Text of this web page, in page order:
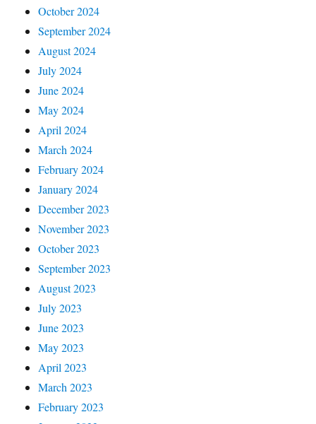
October 2024
September 2024
August 2024
July 2024
June 2024
May 2024
April 2024
March 2024
February 2024
January 2024
December 2023
November 2023
October 2023
September 2023
August 2023
July 2023
June 2023
May 2023
April 2023
March 2023
February 2023